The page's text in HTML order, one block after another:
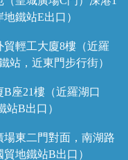
鐵站E出口）
貿輕工大廈8樓（近羅
站，近東門步行街）
座21樓（近羅湖口
站B出口）
東二門對面，南湖路
地鐵站B出口）